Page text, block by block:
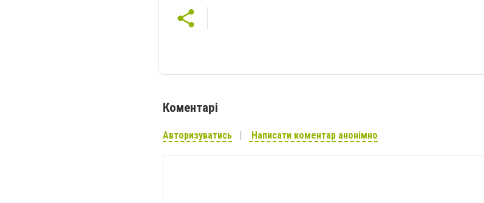
Коментарі
Авторизуватись Написати коментар анонімно